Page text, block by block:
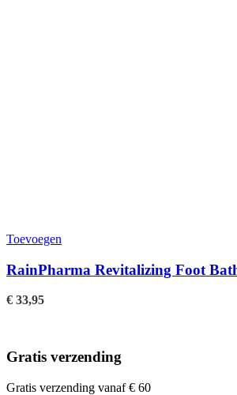
Toevoegen
RainPharma Revitalizing Foot
€ 33,95
Gratis verzending
Gratis verzending vanaf € 60